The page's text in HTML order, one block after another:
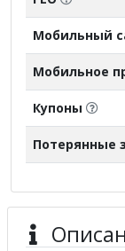
Мобильный
Мобильное
Купоны
Потерянные